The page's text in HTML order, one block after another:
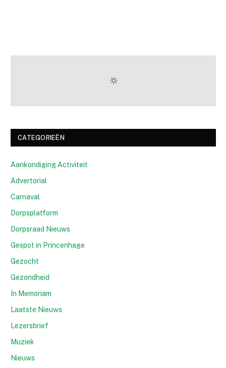
CATEGORIEËN
Aankondiging Activiteit
Advertorial
Carnaval
Dorpsplatform
Dorpsraad Nieuws
Gespot in Princenhage
Gezocht
Gezondheid
In Memoriam
Laatste Nieuws
Lezersbrief
Muziek
Nieuws